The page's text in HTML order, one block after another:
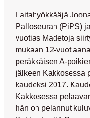
Laitahyökkääjä
Palloseuran (PiPS)
vuotias Madetoja
mukaan 12-
peräkkäisen A-
jälkeen Kakkosessa
kaudeksi 2017.
Kakkosessa
hän on pelannut